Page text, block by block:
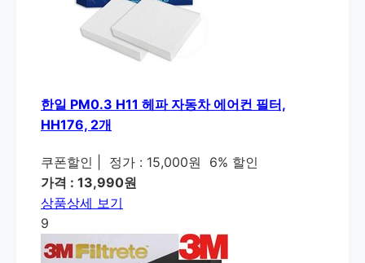
한일 PM0.3 H11 헤파 자동차 에어컨 필터,
HH176, 2개
쿠폰할인 정가 : 15,000원
6% 할인
가격 : 13,990원
상품상세 보기
9